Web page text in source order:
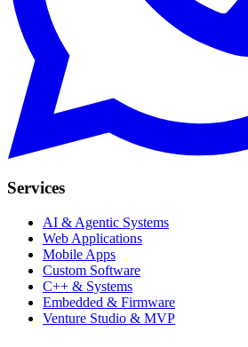
Services
AI & Agentic Systems
Web Applications
Mobile Apps
Custom Software
C++ & Systems
Embedded & Firmware
Venture Studio & MVP